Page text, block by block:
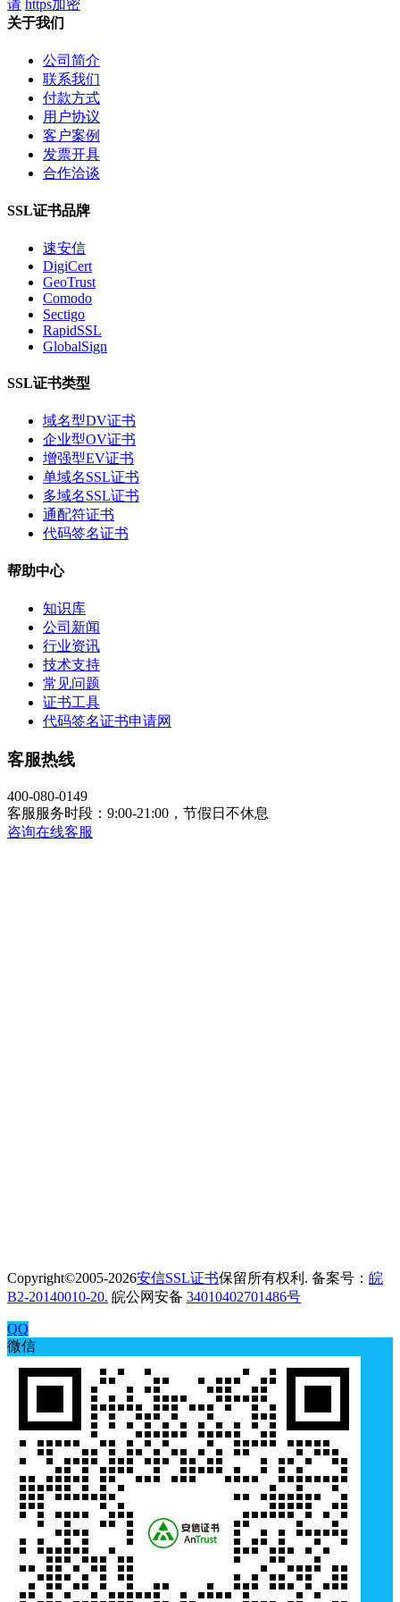
请 https加密
关于我们
公司简介
联系我们
付款方式
用户协议
客户案例
发票开具
合作洽谈
SSL证书品牌
速安信
DigiCert
GeoTrust
Comodo
Sectigo
RapidSSL
GlobalSign
SSL证书类型
域名型DV证书
企业型OV证书
增强型EV证书
单域名SSL证书
多域名SSL证书
通配符证书
代码签名证书
帮助中心
知识库
公司新闻
行业资讯
技术支持
常见问题
证书工具
代码签名证书申请网
客服热线
400-080-0149
客服服务时段：9:00-21:00，节假日不休息
咨询在线客服
Copyright©2005-2026安信SSL证书保留所有权利. 备案号： 皖
B2-20140010-20. 皖公网安备 34010402701486号
QQ
微信